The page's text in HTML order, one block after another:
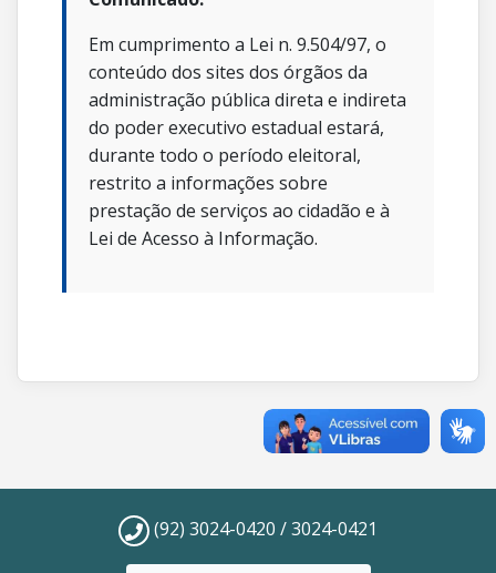
Em cumprimento a Lei n. 9.504/97, o
conteúdo dos sites dos órgãos da
administração pública direta e indireta
do poder executivo estadual estará,
durante todo o período eleitoral,
restrito a informações sobre
prestação de serviços ao cidadão e à
Lei de Acesso à Informação.
(92) 3024-0420 / 3024-0421